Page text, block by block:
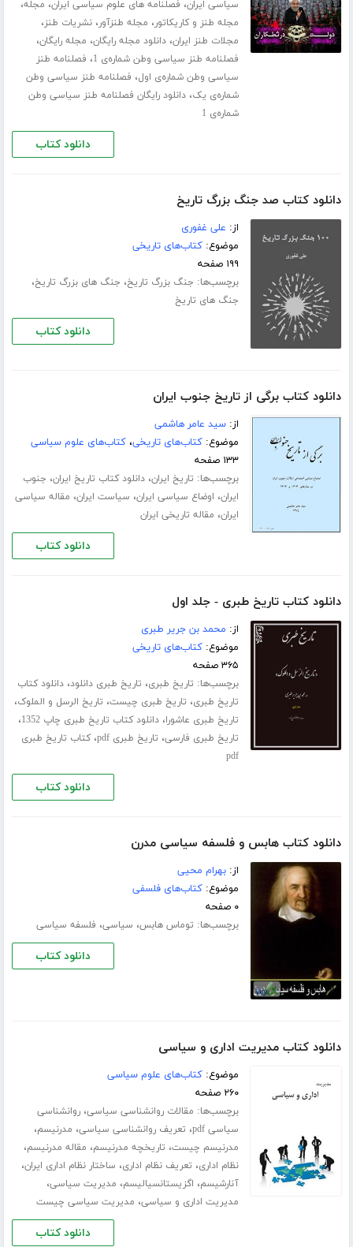
سیاسی ایران، فصلنامه های علوم سیاسی ایران، مجله،
مجله طنز و کاریکاتور، مجله طنزآور،نشریات طنز،
مجلات طنز ایران،دانلود مجله رایگان، مجله رایگان،
فصلنامه طنز سیاسی وطن شماره‌ی 1 ، فصلنامه طنز
سیاسی وطن شماره‌ی اول، فصلنامه طنز سیاسی وطن
شماره‌ی یک،دانلود رایگان فصلنامه طنز سیاسی وطن
شماره‌ی 1
دانلود کتاب
دانلود کتاب صد جنگ بزرگ تاریخ
از: علی غفوری
موضوع:کتاب‌های تاریخی
۱۹۹ صفحه
برچسب‌ها: جنگ بزرگ تاریخ، جنگ های بزرگ تاریخ،
جنگ های تاریخ
دانلود کتاب
دانلود کتاب برگی از تاریخ جنوب ایران
از:سید عامر هاشمی
موضوع:کتاب‌های تاریخی،کتاب‌های علوم سیاسی
۱۳۳ صفحه
برچسب‌ها: تاریخ ایران،دانلود کتاب تاریخ ایران، جنوب
ایران، اوضاع سیاسی ایران، سیاست ایران، مقاله سیاسی
ایران، مقاله تاریخی ایران
دانلود کتاب
دانلود کتاب تاریخ طبری - جلد اول
از: محمد بن جریر طبری
موضوع:کتاب‌های تاریخی
۳۶۵ صفحه
برچسب‌ها: تاریخ طبری، تاریخ طبری دانلود،دانلود کتاب
تاریخ طبری، تاریخ طبری چیست، تاریخ الرسل و الملوک،
تاریخ طبری عاشورا،دانلود کتاب تاریخ طبری چاپ 1352 ،
تاریخ طبری فارسی، تاریخ طبری pdf ،کتاب تاریخ طبری
pdf
دانلود کتاب
دانلود کتاب هابس و فلسفه سیاسی مدرن
از:بهرام محیی
موضوع:کتاب‌های فلسفی
۰ صفحه
برچسب‌ها: توماس هابس، سیاسی، فلسفه سیاسی
دانلود کتاب
دانلود کتاب مدیریت اداری و سیاسی
موضوع:کتاب‌های علوم سیاسی
۲۶۰ صفحه
برچسب‌ها: مقالات روانشناسی سیاسی،روانشناسی
سیاسی pdf
، تعریف روانشناسی سیاسی، مدرنیسم،
مدرنیسم چیست، تاریخچه مدرنیسم، مقاله مدرنیسم،
نظام اداری، تعریف نظام اداری، ساختار نظام اداری ایران،
آنارشیسم، اگزیستانسیالیسم، مدیریت سیاسی،
مدیریت اداری و سیاسی، مدیریت سیاسی چیست
دانلود کتاب